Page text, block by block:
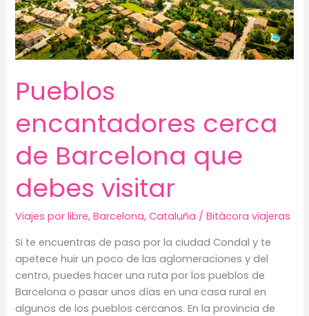
Pueblos
encantadores cerca
de Barcelona que
debes visitar
Viajes por libre,Barcelona,Cataluña /Bitácora viajeras
Si te encuentras de paso por la ciudad Condal y te
apetece huir un poco de las aglomeraciones y del
centro, puedes hacer una ruta por los pueblos de
Barcelona o pasar unos días en una casa rural en
algunos de los pueblos cercanos. En la provincia de